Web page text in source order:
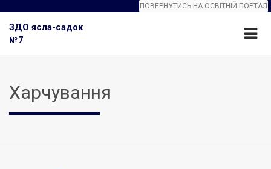
ПОВЕРНУТИСЬ НА ОСВІТНІЙ ПОРТАЛ
ЗДО ясла-садок
№7
Харчування